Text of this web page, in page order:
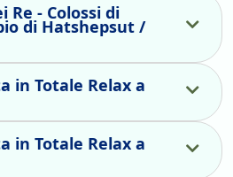
Re - Colossi di
di Hatshepsut /
in Totale Relax a
in Totale Relax a